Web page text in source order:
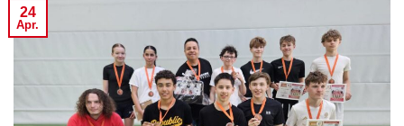
24
Apr.